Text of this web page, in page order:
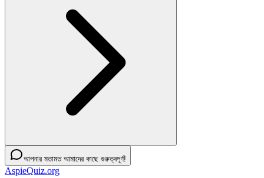
আপনার মতামত আমাদের কাছে গুরুত্বপূর্ণ!
AspieQuiz.org